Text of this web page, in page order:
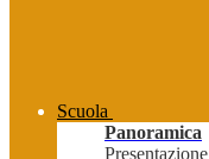
Scuola
Panoramica
Presentazione